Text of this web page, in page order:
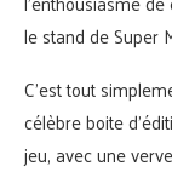
le stand de Super
C’est tout
célèbre boite
jeu, avec une